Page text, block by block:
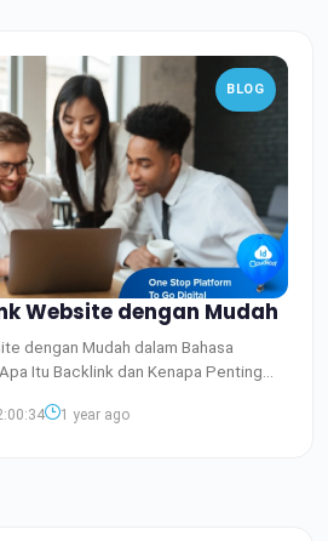
BLOG
Website dengan Mudah
dengan Mudah dalam Bahasa
Itu Backlink dan Kenapa Penting
1 year ago